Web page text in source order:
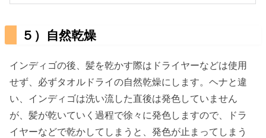
５）自然乾燥
インディゴの後、髪を乾かす際はドライヤーなどは使用
せず、必ずタオルドライの自然乾燥にします。ヘナと違
い、インディゴは洗い流した直後は発色していません
が、髪が乾いていく過程で徐々に発色しますので、ドラ
イヤーなどで乾かしてしまうと、発色が止まってしまう